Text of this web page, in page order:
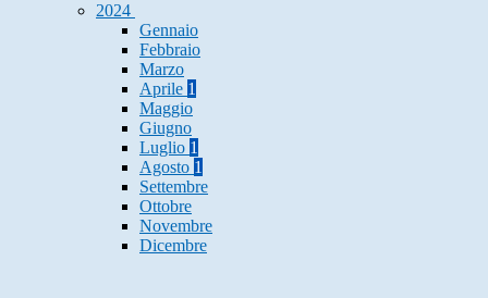
2024
Gennaio
Febbraio
Marzo
Aprile 1
Maggio
Giugno
Luglio 1
Agosto 1
Settembre
Ottobre
Novembre
Dicembre